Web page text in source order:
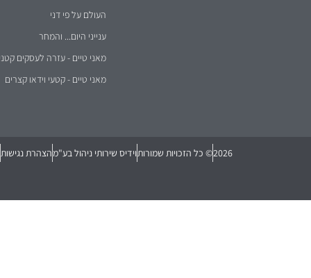
העולם על פי דני
ענייני היום... והמחר
מאני טיים - עזרה לעסקים
מאני טיים - קטעי וידאו קצרים
2026© כל הזכויות שמורותוידיס שירותי ניהול בע"מהצהרת נגישות